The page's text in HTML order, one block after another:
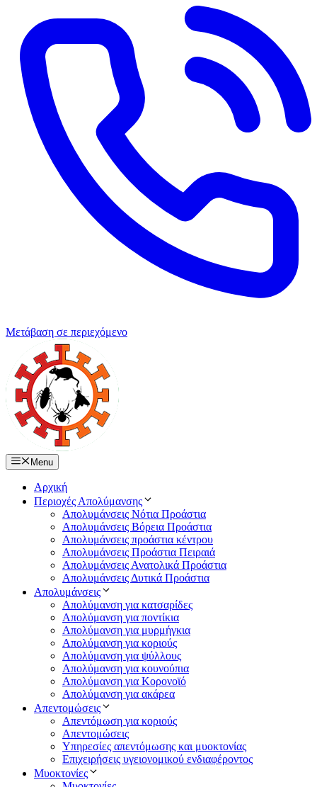
Μετάβαση σε περιεχόμενο
Menu
Αρχική
Περιοχές Απολύμανσης
Απολυμάνσεις Νότια Προάστια
Απολυμάνσεις Βόρεια Προάστια
Απολυμάνσεις προάστια κέντρου
Απολυμάνσεις Προάστια Πειραιά
Απολυμάνσεις Ανατολικά Προάστια
Απολυμάνσεις Δυτικά Προάστια
Απολυμάνσεις
Απολύμανση για κατσαρίδες
Απολύμανση για ποντίκια
Απολύμανση για μυρμήγκια
Απολύμανση για κοριούς
Απολύμανση για ψύλλους
Απολύμανση για κουνούπια
Απολύμανση για Κορονοϊό
Απολύμανση για ακάρεα
Απεντομώσεις
Απεντόμωση για κοριούς
Απεντομώσεις
Υπηρεσίες απεντόμωσης και μυοκτονίας
Επιχειρήσεις υγειονομικού ενδιαφέροντος
Μυοκτονίες